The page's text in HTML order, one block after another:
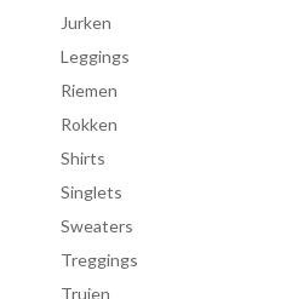
jurken
leggings
riemen
rokken
shirts
singlets
sweaters
treggings
truien